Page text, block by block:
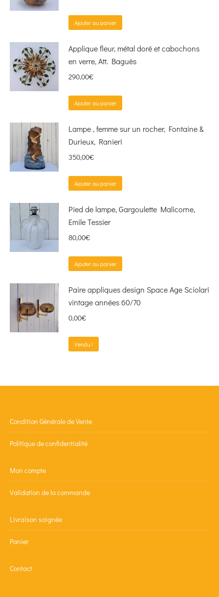
Ajouter au panier
Applique fleur, métal doré et cabochons
en verre, Att. Baguès
290,00€
Ajouter au panier
Lampe , femme sur un rocher, Fontaine &
Durieux, Ranieri
350,00€
Ajouter au panier
Pied de lampe, Gargoulette Malicorne,
Emile Tessier
80,00€
Ajouter au panier
Paire appliques design Space Age Sciolari
vintage années 60/70
0,00€
Vendu !
Condition Générale de Vente
Politique de confidentialité
Mon compte
Validation de la commande
Livraison soignée
Panier
Contact